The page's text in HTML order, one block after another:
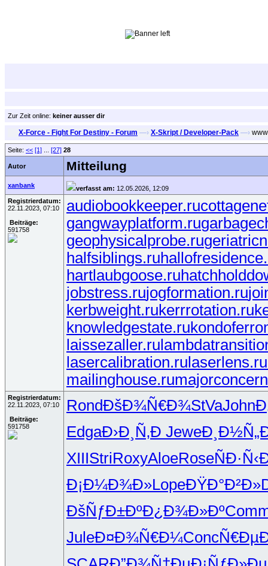
Zur Zeit online: keiner ausser dir
X-Force - Fight For Destiny - Forum —› X-Skript / Developer-Pack —›
Seite: << [1] [27] 28
Autor Mitteilung
xanbank verfasst am: 12.05.2026, 12:09
Registrierdatum:
22.11.2023, 07:10
Beiträge:
591758
audiobookkeeper.ru
gangwayplatform.ru
geophysicalprobe.ru
halfsiblings.ru
hartlaubgoose.ru
jobstress.rujogformation.ru
kerbweight.rukerrrotation.ru
knowledgestate.ru
laissezaller.ru
lasercalibration.ru laserlens.ru
mailinghouse.ru
Registrierdatum:
22.11.2023, 07:10
Beiträge:
591758
RondÐšÐ¾Ñ€Ð¾StVaJohn
EdgaÐ›Ð¸Ñ‚Ð Jewe
XIIIStriRoxyAloeRose
Ð¡Ð¼Ð¾Ð»LopeÐŸÐ°Ð²Ð»
ÐšÑƒÐ±ÐºÐ¿Ð¾Ð»Ðº
JuleÐ¤Ð¾Ñ€Ð¼Conc